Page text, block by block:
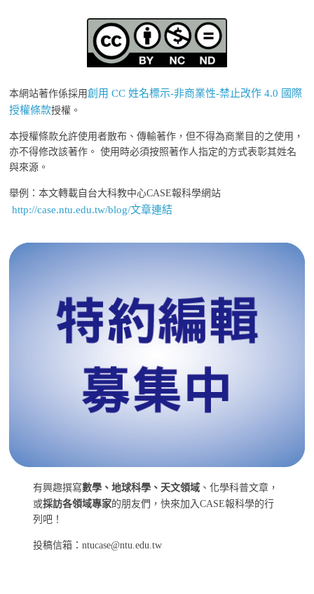
本網站著作係採用創用 CC 姓名標示-非商業性-禁止改作 4.0 國際
授權條款授權。
本授權條款允許使用者散布、傳輸著作，但不得為商業目的之使用，
亦不得修改該著作。 使用時必須按照著作人指定的方式表彰其姓名
與來源。
舉例：本文轉載自台大科教中心CASE報科學網站
http://case.ntu.edu.tw/blog/文章連結
有興趣撰寫數學、地球科學、天文領域 、化學科普文章，
或採訪各領域專家的朋友們，快來加入CASE報科學的行
列吧！
投稿信箱：ntucase@ntu.edu.tw